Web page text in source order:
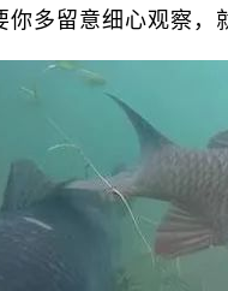
多留意细心观察，